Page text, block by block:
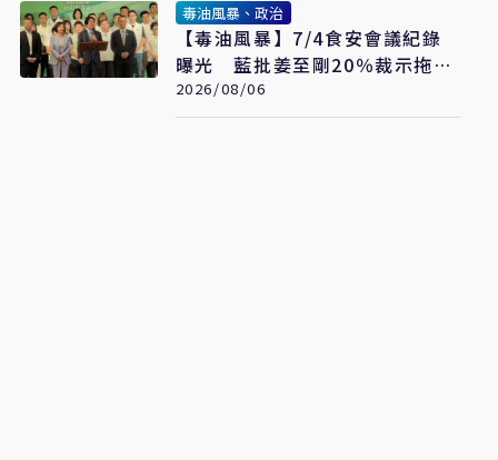
毒油風暴、政治
【毒油風暴】7/4食安會議紀錄
曝光 藍批姜至剛20％裁示拖月
餘才認帳「賴清德是最大破口」
2026/08/06